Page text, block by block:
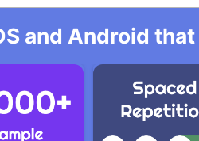
and Android